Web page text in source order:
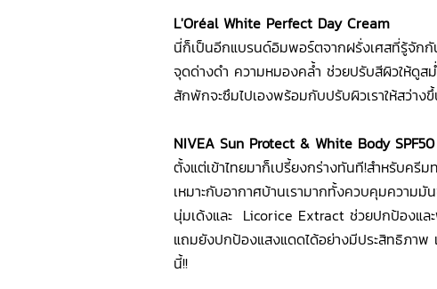
L'Oréal White Perfect Day Cream
นี่ก็เป็นอีกแบรนด์อิมพอร์ตจากฝรั่งเศสที่รู้จัก
จุดด่างดำ ความหมองคล้ำ ช่วยปรับสีผิวให้ดูส
สักพักจะซึมไปเองพร้อมกับปรับผิวเราให้สว่าง
NIVEA Sun Protect & White Body SPF50
ตั้งแต่เข้าไทยมาก็เปรี้ยงกร่างทันที!สำหรับครี
เหมาะกับอากาศบ้านเรามากทั้งควบคุมความมั
นุ่มเด้งและ Licorice Extract ช่วยปกป้องแล
แถมยังปกป้องแสงแดดได้อย่างมีประสิทธิภาพ
นี้!!